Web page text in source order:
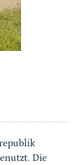
Die